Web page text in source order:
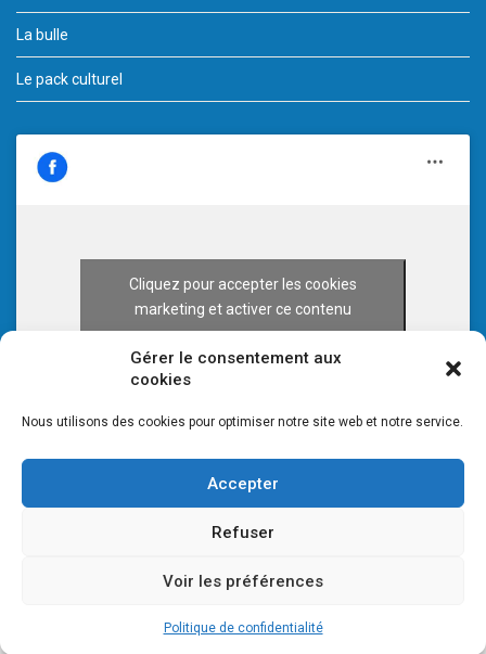
Gérer le consentement aux
cookies
Nous utilisons des cookies pour optimiser notre site web et notre service.
Accepter
Refuser
Voir les préférences
Politique de confidentialité
La bulle
Le pack culturel
Cliquez pour accepter les cookies
marketing et activer ce contenu
© 2026 CULTURE 70 -Mentions légales-